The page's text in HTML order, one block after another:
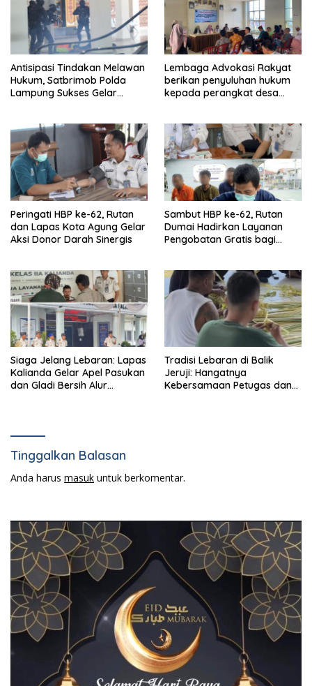
Antisipasi Tindakan Melawan
Hukum, Satbrimob Polda
Lampung Sukses Gelar
Lembaga Advokasi Rakyat
berikan penyuluhan hukum
kepada perangkat desa
Peringati HBP ke-62, Rutan
dan Lapas Kota Agung Gelar
Aksi Donor Darah Sinergis
Sambut HBP ke-62, Rutan
Dumai Hadirkan Layanan
Pengobatan Gratis bagi
Siaga Jelang Lebaran: Lapas
Kalianda Gelar Apel Pasukan
dan Gladi Bersih Alur
Tradisi Lebaran di Balik
Jeruji: Hangatnya
Kebersamaan Petugas dan
Tinggalkan Balasan
Anda harus masuk untuk berkomentar.